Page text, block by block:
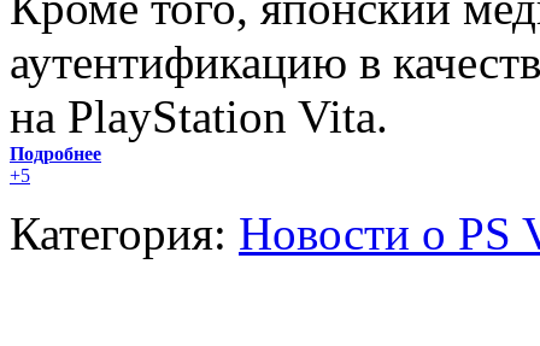
аутентификацию в
на PlayStation Vita.
Подробнее
+5
Категория: Новости о PS